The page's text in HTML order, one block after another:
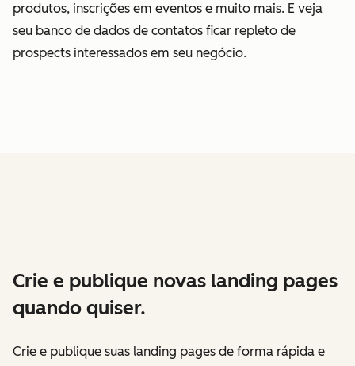
produtos, inscrições em eventos e muito mais. E veja
seu banco de dados de contatos ficar repleto de
prospects interessados em seu negócio.
Crie e publique novas landing pages
quando quiser.
Crie e publique suas landing pages de forma rápida e